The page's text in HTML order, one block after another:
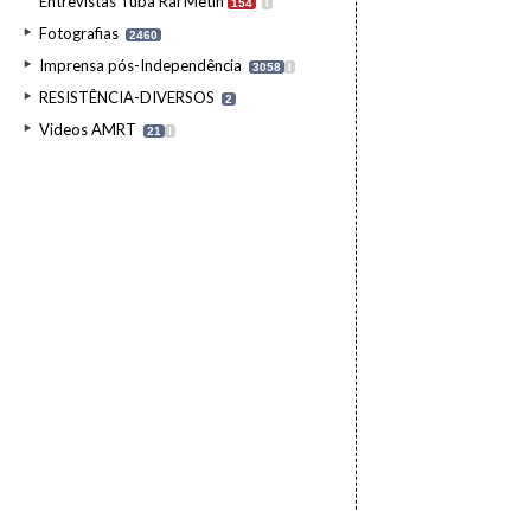
154 I
Fotografias 2460
Imprensa pós-Independência 3058 I
RESISTÊNCIA-DIVERSOS 2
Videos AMRT 21 I